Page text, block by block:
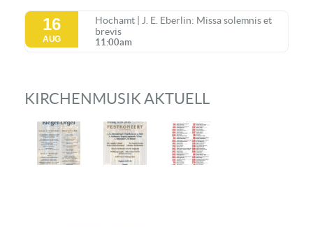
16
AUG
Hochamt | J. E. Eberlin: Missa solemnis et
brevis
11:00am
KIRCHENMUSIK AKTUELL